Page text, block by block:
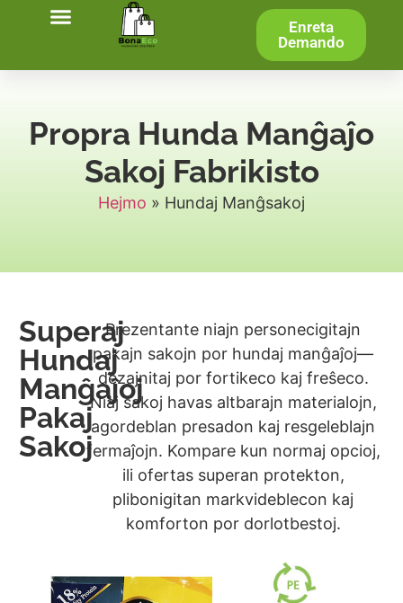
Enreta
Demando
Propra Hunda Manĝaĵo
Sakoj Fabrikisto
Hejmo » Hundaj Manĝsakoj
Superaj
Hundaj
Manĝaĵoj
Pakaj
Sakoj
Prezentante niajn personecigitajn
pakajn sakojn por hundaj manĝaĵoj—
dezajnitaj por fortikeco kaj freŝeco.
Niaj sakoj havas altbarajn materialojn,
agordeblan presadon kaj resgeleblajn
fermaĵojn. Kompare kun normaj opcioj,
ili ofertas superan protekton,
plibonigitan markvideblecon kaj
komforton por dorlotbestoj.